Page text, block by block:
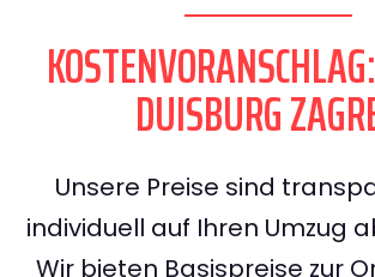
DUISBURG
Unsere Preise sind
individuell auf Ihren Umzug
Wir bieten Basispreise zur